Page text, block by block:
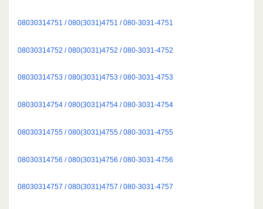
08030314751 / 080(3031)4751 / 080-3031-4751
08030314752 / 080(3031)4752 / 080-3031-4752
08030314753 / 080(3031)4753 / 080-3031-4753
08030314754 / 080(3031)4754 / 080-3031-4754
08030314755 / 080(3031)4755 / 080-3031-4755
08030314756 / 080(3031)4756 / 080-3031-4756
08030314757 / 080(3031)4757 / 080-3031-4757